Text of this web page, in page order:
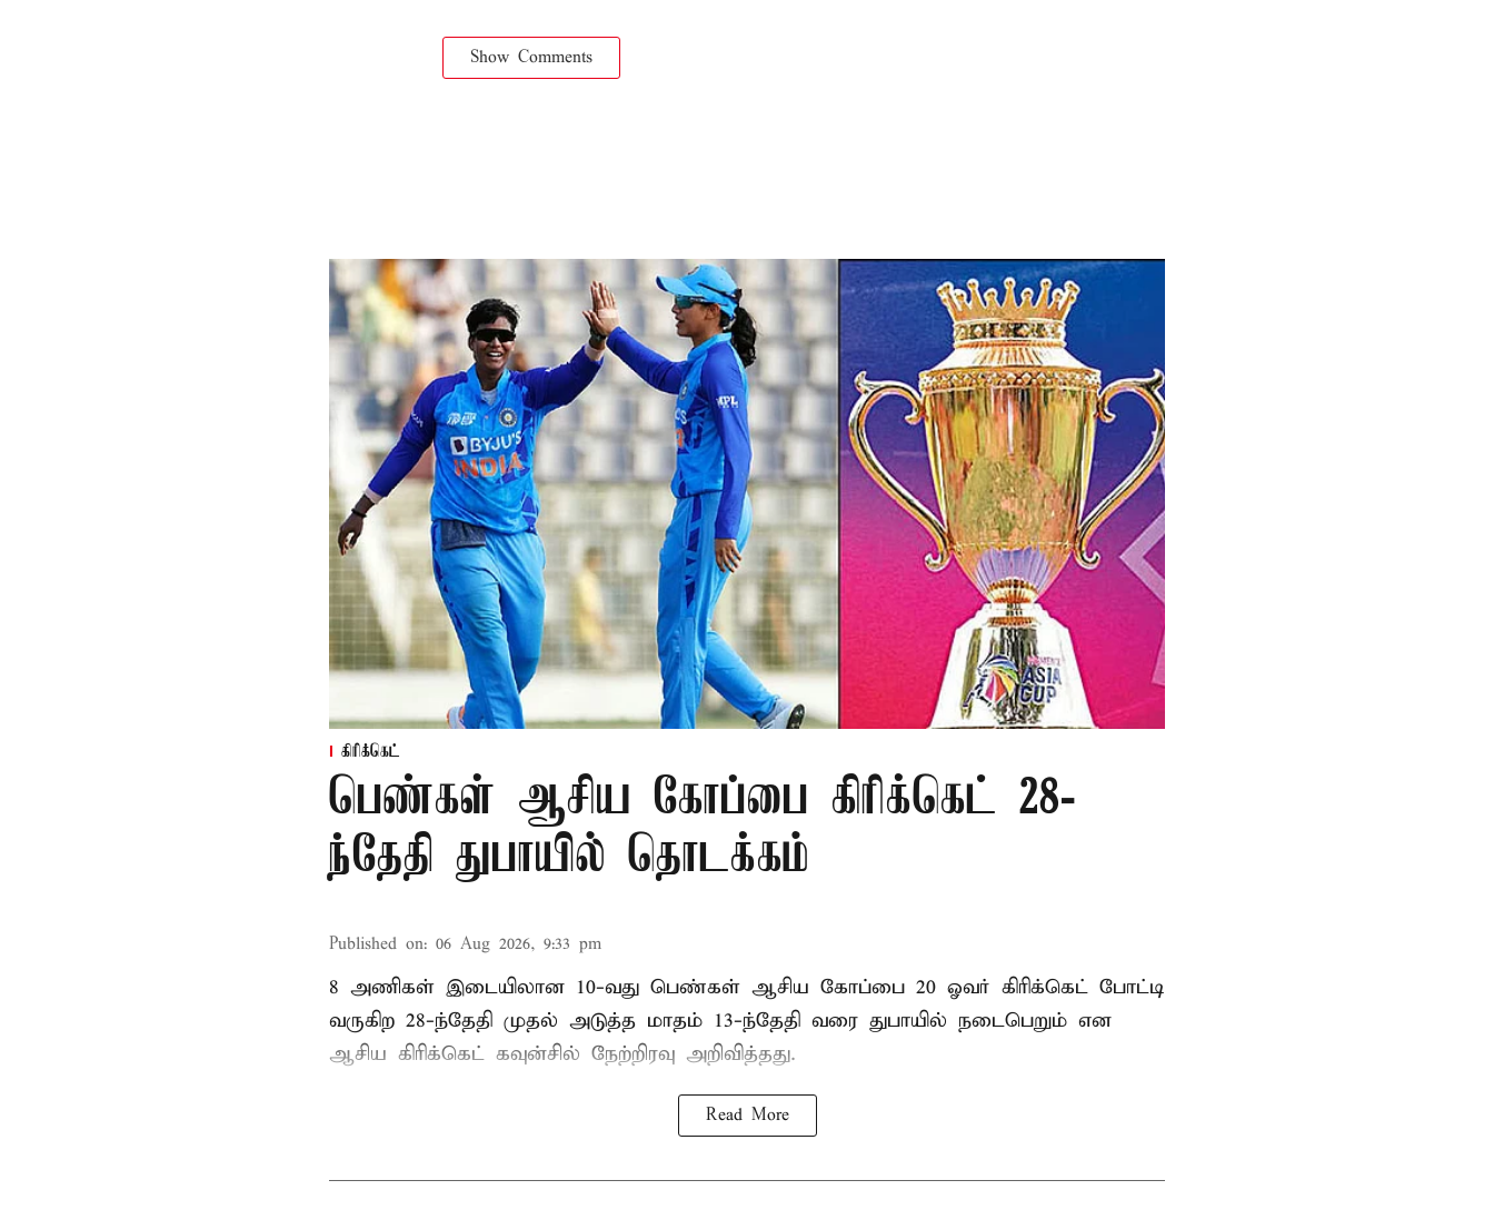
Show Comments
கிரிக்கெட்
பெண்கள் ஆசிய கோப்பை கிரிக்கெட் 28-
ந்தேதி துபாயில் தொடக்கம்
Published on: 06 Aug 2026, 9:33 pm
8 அணிகள் இடையிலான 10-வது பெண்கள் ஆசிய கோப்பை 20 ஓவர் கிரிக்கெட் போட்டி
வருகிற 28-ந்தேதி முதல் அடுத்த மாதம் 13-ந்தேதி வரை துபாயில் நடைபெறும் என
ஆசிய கிரிக்கெட் கவுன்சில் நேற்றிரவு அறிவித்தது.
Read More